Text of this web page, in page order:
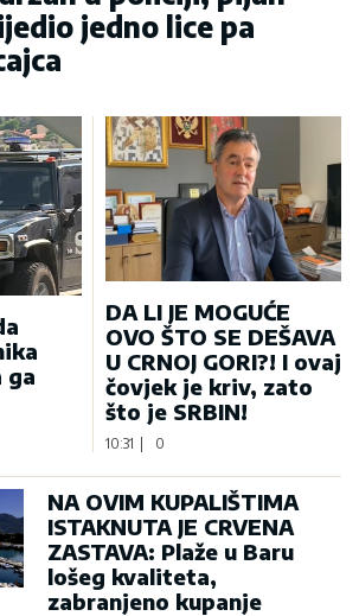
jedno lice pa
ga
DA LI JE MOGUĆE
OVO ŠTO SE DEŠAVA
U CRNOJ GORI?! I ovaj
čovjek je kriv, zato
što je SRBIN!
10:31 | 0
NA OVIM KUPALIŠTIMA
ISTAKNUTA JE CRVENA
ZASTAVA: Plaže u Baru
lošeg kvaliteta,
zabranjeno kupanje